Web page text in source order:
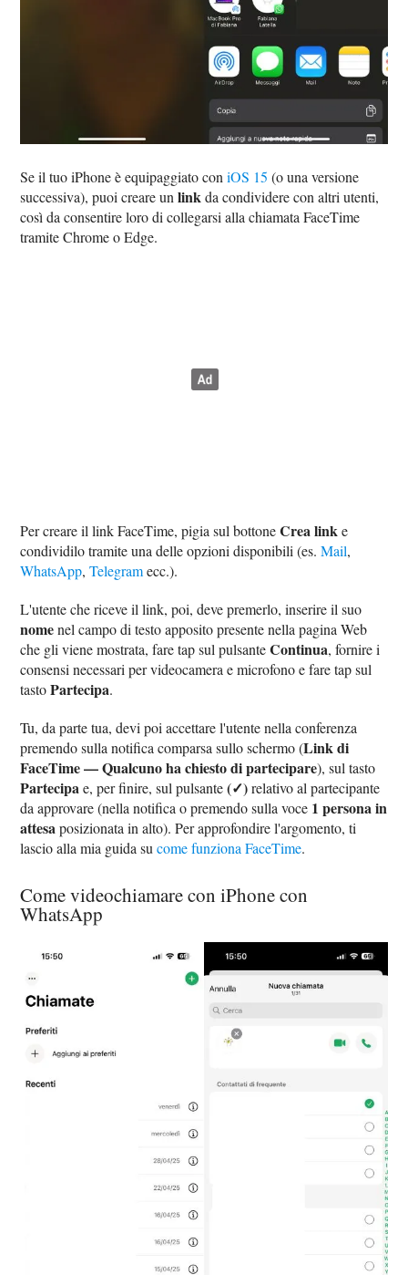
Se il tuo iPhone è equipaggiato coniOS 15 (o una versione
successiva), puoi creare unlinkda condividere con altri utenti,
così da consentire loro di collegarsi alla chiamata FaceTime
tramite Chrome o Edge.
Per creare il link FaceTime, pigia sul bottoneCrea linke
condividilo tramite una delle opzioni disponibili (es.Mail,
WhatsApp,Telegramecc.).
L'utente che riceve il link, poi, deve premerlo, inserire il suo
nomenel campo di testo apposito presente nella pagina Web
che gli viene mostrata, fare tap sul pulsanteContinua, fornire i
consensi necessari per videocamera e microfono e fare tap sul
tastoPartecipa.
Tu, da parte tua, devi poi accettare l'utente nella conferenza
premendo sulla notifica comparsa sullo schermo (Link di
FaceTime — Qualcuno ha chiesto di partecipare), sul tasto
Partecipae, per finire, sul pulsante(✓)relativo al partecipante
da approvare (nella notifica o premendo sulla voce 1 persona in
attesaposizionata in alto). Per approfondire l'argomento, ti
lascio alla mia guida sucome funziona FaceTime.
Come videochiamare con iPhone con
WhatsApp